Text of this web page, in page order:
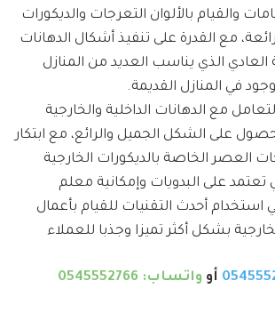
والقيام بالألوان التعرجات والديكورات
مع القدرة على تنفيذ أشكال الدهانات
العادي الذي يناسب العديد من المنازل
في المنازل القديمة.
مع الدهانات الداخلية والخارجية
على الشكل الجميل والرائع، مع ابتكار
العصر الخاصة بالديكورات الخارجية
تعتمد على البدويات وإمكانية معلم
استخدام أحدث التقنيات للقيام بأعمال
بشكل أكثر تميزا وجذبا للعملاء
أو واتساب: 0545552766